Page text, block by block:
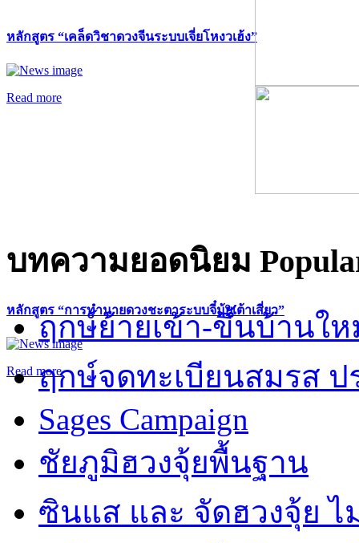
หลักสูตร “เคล็ดวิชาดวงจีนระบบเจี่ยโหงวเฮ้ง”
Read more
หลักสูตร “การทำนายดวงชะตาระบบจี๋มุ้ยเต้าเสี่ยว”
Read more
บทความยอดนิยม
ฤกษ์ย้ายเข้า-ขึ้นบ้านให
ฤกษ์จดทะเบียนสมรส ป
Sages Campaign
ชัยภูมิฮวงจุ้ยพื้นฐาน
ซินแส และ จัดฮวงจุ้ย ไ